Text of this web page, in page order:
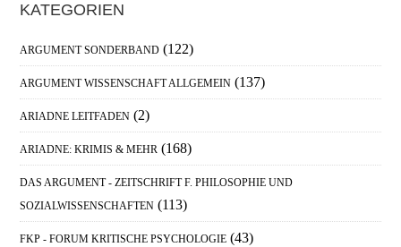
Haupt-
Sidebar
KATEGORIEN
ARGUMENT SONDERBAND (122)
ARGUMENT WISSENSCHAFT ALLGEMEIN (137)
ARIADNE LEITFADEN (2)
ARIADNE: KRIMIS & MEHR (168)
DAS ARGUMENT - ZEITSCHRIFT F. PHILOSOPHIE UND
SOZIALWISSENSCHAFTEN (113)
FKP - FORUM KRITISCHE PSYCHOLOGIE (43)